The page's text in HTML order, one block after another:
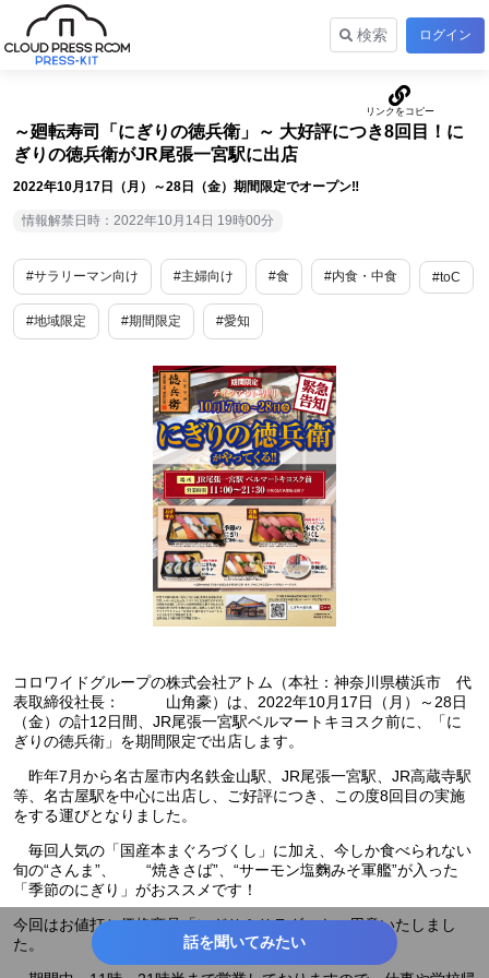
検索 ログイン
～廻転寿司「にぎりの徳兵衛」～ 大好評につき8回目！に
ぎりの徳兵衛がJR尾張一宮駅に出店
2022年10月17日（月）～28日（金）期間限定でオープン‼
情報解禁日時：2022年10月14日 19時00分
#サラリーマン向け #主婦向け #食 #内食・中食 #toC
#地域限定 #期間限定 #愛知
コロワイドグループの株式会社アトム（本社：神奈川県横浜市 代
表取締役社長： 山角豪）は、2022年10月17日（月）～28日
（金）の計12日間、JR尾張一宮駅ベルマートキヨスク前に、「に
ぎりの徳兵衛」を期間限定で出店します。
昨年7月から名古屋市内名鉄金山駅、JR尾張一宮駅、JR高蔵寺駅
等、名古屋駅を中心に出店し、ご好評につき、この度8回目の実施
をする運びとなりました。
毎回人気の「国産本まぐろづくし」に加え、今しか食べられない
旬の“さんま”、 “焼きさば”、“サーモン塩麴みそ軍艦”が入った
「季節のにぎり」がおススメです！
今回はお値打ち価格商品「にぎり＆サラダ」もご用意いたしまし
た。
話を聞いてみたい